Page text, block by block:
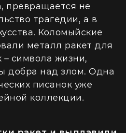
превращается не
трагедии, а в
Коломыйские
металл ракет для
– символа жизни,
добра над злом. Одна
писанок уже
коллекции.